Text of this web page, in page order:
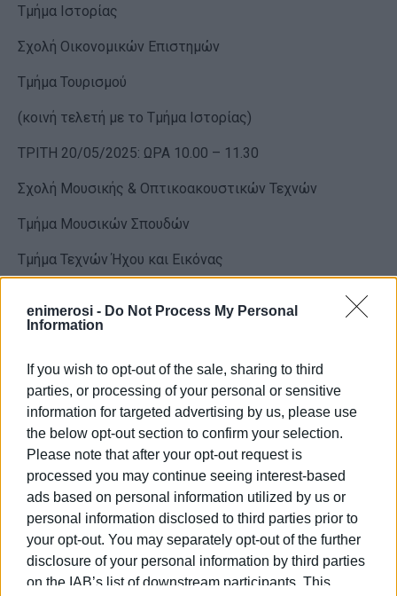
enimerosi - Do Not Process My Personal
Information
If you wish to opt-out of the sale, sharing to third
parties, or processing of your personal or sensitive
information for targeted advertising by us, please use
the below opt-out section to confirm your selection.
Please note that after your opt-out request is
processed you may continue seeing interest-based
ads based on personal information utilized by us or
personal information disclosed to third parties prior to
your opt-out. You may separately opt-out of the further
disclosure of your personal information by third parties
on the IAB’s list of downstream participants. This
Τμήμα Ιστορίας
Σχολή Οικονομικών Επιστημών
Τμήμα Τουρισμού
(κοινή τελετή με το Τμήμα Ιστορίας)
ΤΡΙΤΗ 20/05/2025: ΩΡΑ 10.00 – 11.30
Σχολή Μουσικής & Οπτικοακουστικών Τεχνών
Τμήμα Μουσικών Σπουδών
Τμήμα Τεχνών Ήχου και Εικόνας
ΤΡΙΤΗ 20/05/2025: ΩΡΑ 13.30 – 15.00
Σχολή Επιστήμης της Πληροφορίας & Πληροφορικής
Τμήμα Αρχειονομίας, Βιβλιοθηκονομίας και
Τμήμα Πληροφορικής
(κοινή τελετή)
Επισημαίνεται ότι θα γίνει χρήση τηβέννων και οι
φοιτητές θα πρέπει να προσέλθουν μία ώρα νωρίτερα
από την εκάστοτε τελετή με την αστυνομική τους